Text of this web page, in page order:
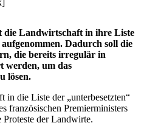
die Landwirtschaft in ihre Liste
Dadurch soll die
die bereits irregulär in
werden, um das
lösen.
die Liste der „unterbesetzten“
französischen Premierministers
der Landwirte.